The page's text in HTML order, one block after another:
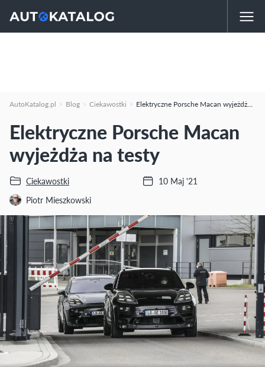
AutoKatalog.pl Blog Ciekawostki Elektryczne Porsche Macan wyjeżdża na testy
Elektryczne Porsche Macan
wyjeżdża na testy
Ciekawostki
Piotr Mieszkowski
10 Maj '21